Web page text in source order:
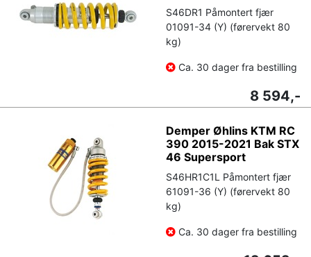
S46DR1 Påmontert fjær
01091-34 (Y) (førervekt 80
kg)
Ca. 30 dager fra bestilling
8 594,-
Demper Øhlins KTM RC
390 2015-2021 Bak STX
46 Supersport
S46HR1C1L Påmontert fjær
61091-36 (Y) (førervekt 80
kg)
Ca. 30 dager fra bestilling